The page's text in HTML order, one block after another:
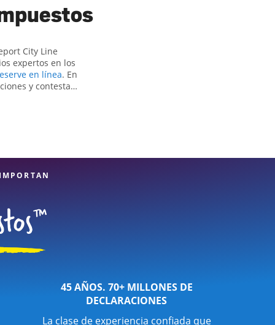
City Line
expertos en los
en línea. En
y contestar
simples o
CT, la ubicación
expertos
puede estar
45 AÑOS. 70+ MILLONES DE
DECLARACIONES
La clase de experiencia confiada que